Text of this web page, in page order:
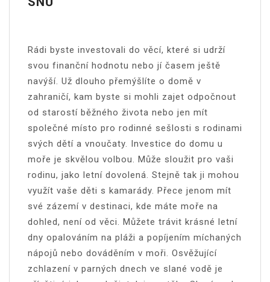
Rádi byste investovali do věcí, které si udrží
svou finanční hodnotu nebo jí časem ještě
navýší. Už dlouho přemýšlíte o domě v
zahraničí, kam byste si mohli zajet odpočnout
od starostí běžného života nebo jen mít
společné místo pro rodinné sešlosti s rodinami
svých dětí a vnoučaty. Investice do domu u
moře je skvělou volbou. Může sloužit pro vaši
rodinu, jako letní dovolená. Stejně tak ji mohou
využít vaše děti s kamarády. Přece jenom mít
své zázemí v destinaci, kde máte moře na
dohled, není od věci. Můžete trávit krásné letní
dny opalováním na pláži a popíjením míchaných
nápojů nebo dováděním v moři. Osvěžující
zchlazení v parných dnech ve slané vodě je